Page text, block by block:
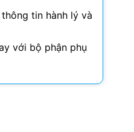
tin hành lý và
với bộ phận phụ